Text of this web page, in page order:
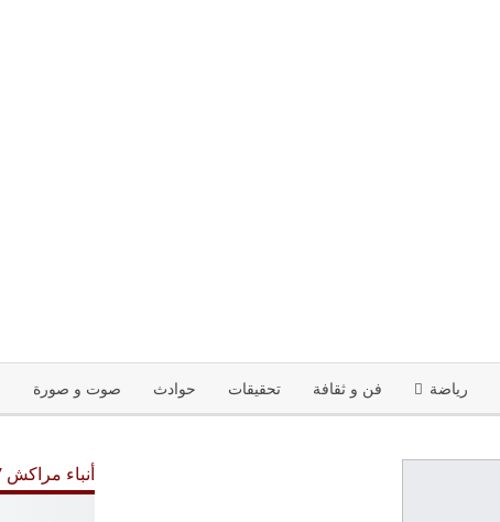
رياضة فن و ثقافة تحقيقات حوادث صوت و صورة
أنباء مراكش TV